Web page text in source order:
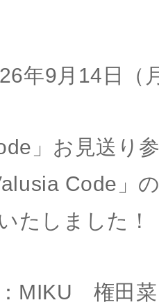
年9月14日（
」お見送り
Code」
たしました！
：MIKU 権田